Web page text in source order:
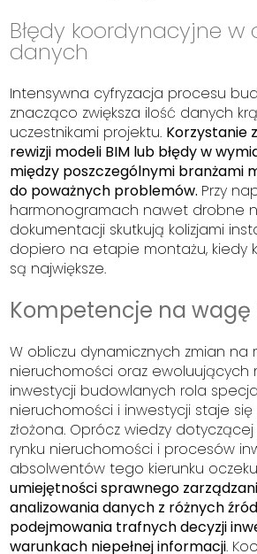
Błędy koordynacyjne w
danych
Intensywna cyfryzacja procesu
znacząco zwiększa ilość danych
uczestnikami projektu. Korzystanie
rewizji modeli BIM lub błędy w
między poszczególnymi branżami
do poważnych problemów. Przy
harmonogramach nawet drobne
dokumentacji skutkują kolizjami
dopiero na etapie montażu, kiedy
są największe.
Kompetencje na wagę
W obliczu dynamicznych zmian na
nieruchomości oraz ewoluujących
inwestycji budowlanych rola
nieruchomości i inwestycji staje
złożona. Oprócz wiedzy
rynku nieruchomości i procesów
absolwentów tego kierunku
umiejętności sprawnego
analizowania danych z różnych
podejmowania trafnych decyzji
warunkach niepełnej informacji.